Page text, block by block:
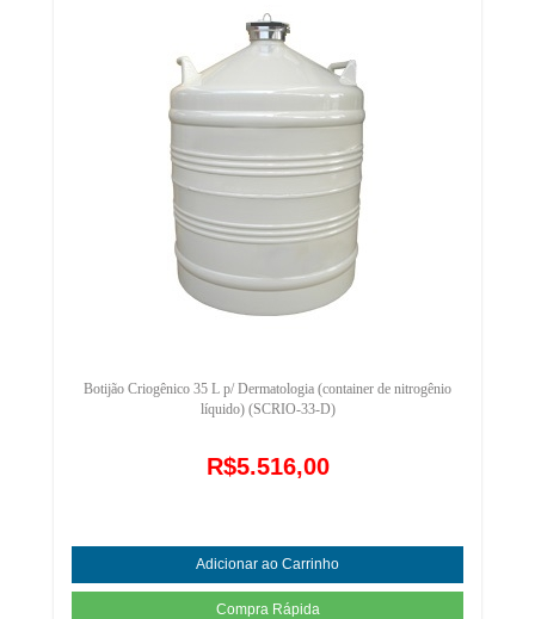
Botijão Criogênico 35 L p/ Dermatologia (container de nitrogênio
líquido) (SCRIO-33-D)
R$5.516,00